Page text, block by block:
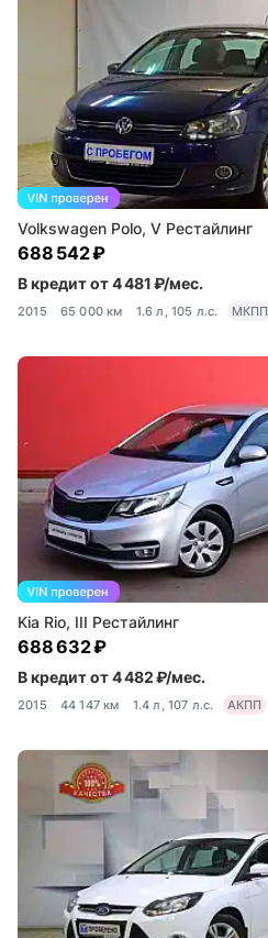
Volkswagen Polo, V Рестайлинг
688 542 ₽
В кредит от 4 481 ₽/мес.
2015 65 000 км 1.6 л, 105 л.с. МКПП
Kia Rio, III Рестайлинг
688 632 ₽
В кредит от 4 482 ₽/мес.
2015 44 147 км 1.4 л, 107 л.с. АКПП